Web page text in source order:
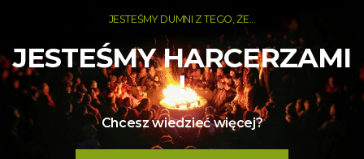
JESTEŚMY DUMNI Z TEGO, ŻE...
JESTEŚMY HARCERZAMI
!
Chcesz wiedzieć więcej?